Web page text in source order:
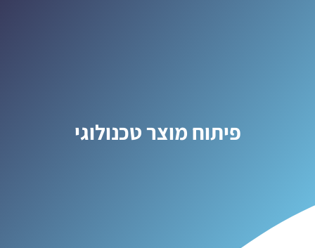
פיתוח מוצר טכנולוגי